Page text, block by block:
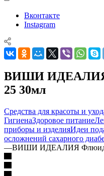
Вконтакте
Instagram
ВИШИ ИДЕАЛИЯ
25 30мл
Средства для красоты и
ГигиенаЗдоровое питание
приборы и изделияИдеи
осложнений сахарного
—ВИШИ ИДЕАЛИЯ Флюид